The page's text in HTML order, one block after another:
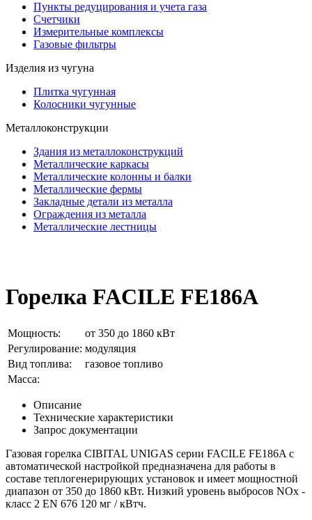
Пункты редуцирования и учета газа
Счетчики
Измерительные комплексы
Газовые фильтры
Изделия из чугуна
Плитка чугунная
Колосники чугунные
Металлоконструкции
Здания из металлоконструкций
Металлические каркасы
Металлические колонны и балки
Металлические фермы
Закладные детали из металла
Ограждения из металла
Металлические лестницы
Горелка FACILE FE186A
Мощность:
от 350 до 1860 кВт
Регулирование: модуляция
Вид топлива:
газовое топливо
Масса:
Описание
Технические характеристики
Запрос документации
Газовая горелка CIBITAL UNIGAS серии FACILE FE186A с
автоматической настройкой предназначена для работы в
составе теплогенерирующих установок и имеет мощностной
диапазон от 350 до 1860 кВт. Низкий уровень выбросов NOx -
класс 2 EN 676 120 мг / кВтч.